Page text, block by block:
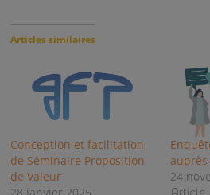
Articles similaires
Conception et facilitation
de Séminaire Proposition
de Valeur
24